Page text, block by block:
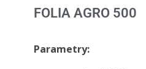
FOLIA AGRO 500
Parametry: